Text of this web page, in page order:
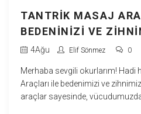
TANTRIK MASAJ
BEDENINIZI VE
4Ağu Elif Sönmez 0
Merhaba sevgili okurlarım! Hadi
Araçları ile bedenimizi ve
araçlar sayesinde,